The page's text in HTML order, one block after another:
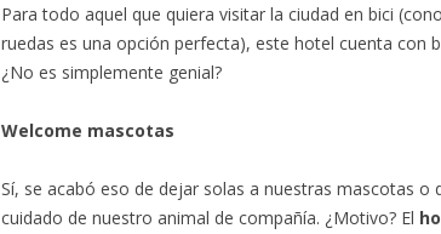
Para todo aquel que quiera visitar la ciudad en bici
ruedas es una opción perfecta), este hotel cuenta con
¿No es simplemente genial?
Welcome mascotas
Sí, se acabó eso de dejar solas a nuestras mascotas o
cuidado de nuestro animal de compañía. ¿Motivo? El